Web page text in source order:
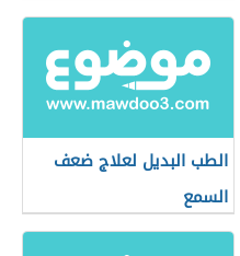
الطب البديل لعلاج ضعف
السمع